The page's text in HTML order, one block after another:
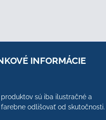
INFORMÁCIE
sú iba ilustračné a
odlišovať od skutočnosti.